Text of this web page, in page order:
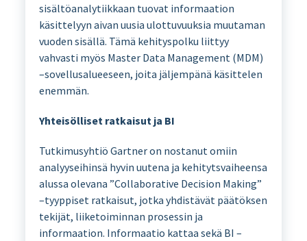
sisältöanalytiikkaan tuovat informaation
käsittelyyn aivan uusia ulottuvuuksia muutaman
vuoden sisällä. Tämä kehityspolku liittyy
vahvasti myös Master Data Management (MDM)
–sovellusalueeseen, joita jäljempänä käsittelen
enemmän.
Yhteisölliset ratkaisut ja BI
Tutkimusyhtiö Gartner on nostanut omiin
analyyseihinsä hyvin uutena ja kehitytsvaiheensa
alussa olevana ”Collaborative Decision Making”
–tyyppiset ratkaisut, jotka yhdistävät päätöksen
tekijät, liiketoiminnan prosessin ja
informaation. Informaatio kattaa sekä BI –